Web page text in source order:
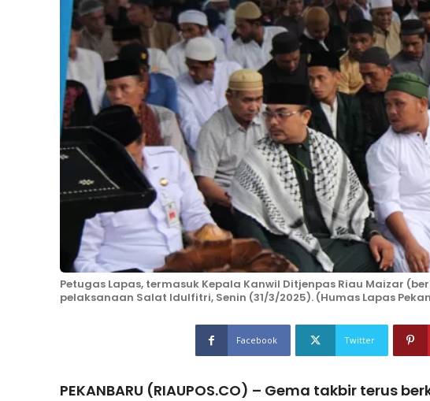
Petugas Lapas, termasuk Kepala Kanwil Ditjenpas Riau Maizar
pelaksanaan Salat Idulfitri, Senin (31/3/2025). (Humas Lapas
Facebook Twitter
PEKANBARU (RIAUPOS.CO) – Gema takbir terus